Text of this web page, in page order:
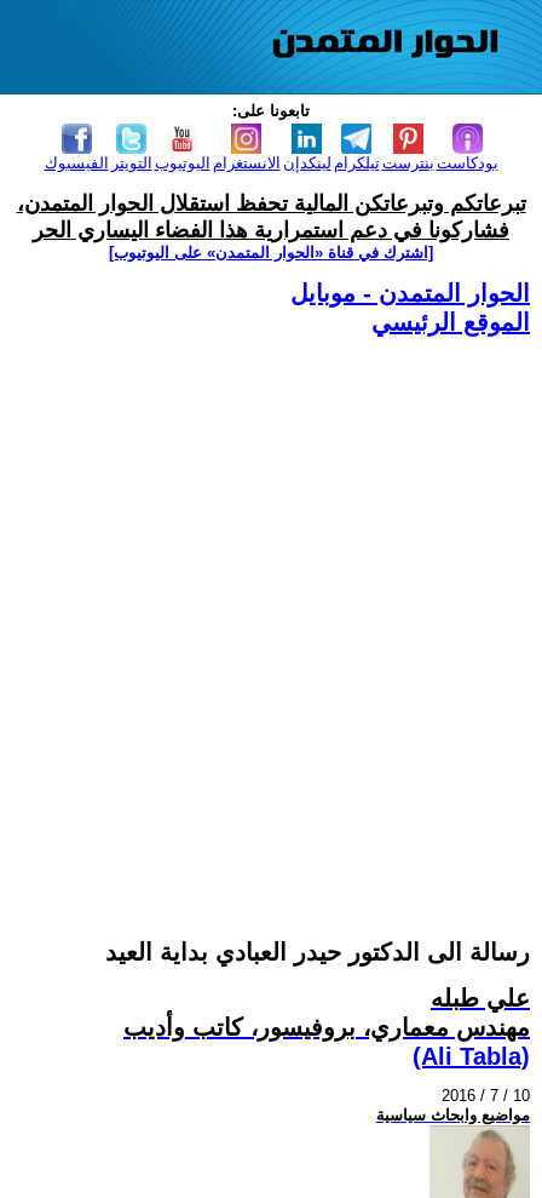
تابعونا على:
الفيسبوك التويتر اليوتيوب الانستغرام لينكدإن تيلكرامبنترست بودكاست
تبرعاتكم وتبرعاتكن المالية تحفظ استقلال الحوار المتمدن،
فشاركونا في دعم استمرارية هذا الفضاء اليساري الحر
[اشترك في قناة ‫«الحوار المتمدن» على اليوتيوب]
الحوار المتمدن - موبايل
الموقع الرئيسي
رسالة الى الدكتور حيدر العبادي بداية العيد
علي طبله
مهندس معماري، بروفيسور، كاتب وأديب
(Ali Tabla)
2016 / 7 / 10
مواضيع وابحاث سياسية